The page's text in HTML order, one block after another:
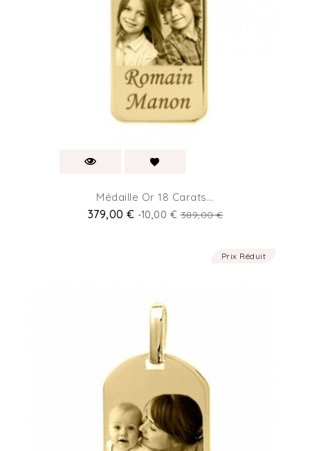
Médaille Or 18 Carats...
379,00 € -10,00 € 389,00 €
Prix Réduit